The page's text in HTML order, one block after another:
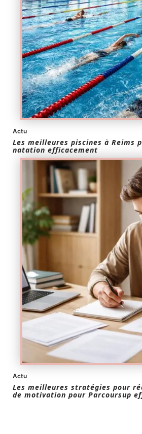
Actu
Les meilleures piscines à Reims
natation efficacement
Actu
Les meilleures stratégies pour
de motivation pour Parcoursup